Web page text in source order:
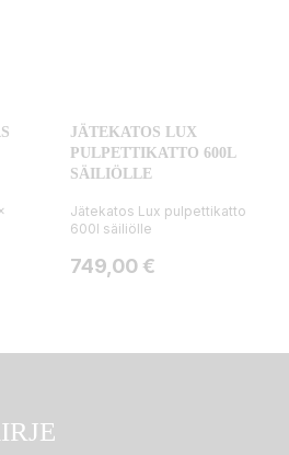
JÄTEKATOS LUX
PULPETTIKATTO 600L
SÄILIÖLLE
Jätekatos Lux pulpettikatto
600l säiliölle
Hinta
749,00 €